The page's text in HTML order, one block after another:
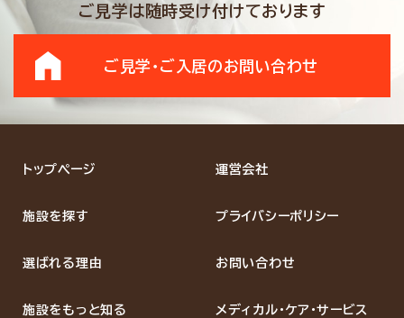
ご見学は随時受け付けております
ご見学・ご入居のお問い合わせ
トップページ
施設を探す
選ばれる理由
施設をもっと知る
運営会社
プライバシーポリシー
お問い合わせ
メディカル・ケア・サービス